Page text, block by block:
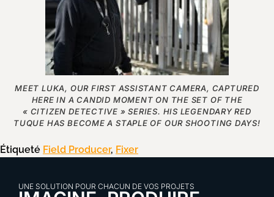
MEET LUKA, OUR FIRST ASSISTANT CAMERA, CAPTURED
HERE IN A CANDID MOMENT ON THE SET OF THE
« CITIZEN DETECTIVE » SERIES. HIS LEGENDARY RED
TUQUE HAS BECOME A STAPLE OF OUR SHOOTING DAYS!
Étiqueté Field Producer, Fixer
UNE SOLUTION POUR CHACUN DE VOS PROJETS